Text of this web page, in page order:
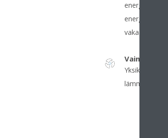
energiaa
vakaana.
Vain puhallin
Yksikköä
lämmitetä